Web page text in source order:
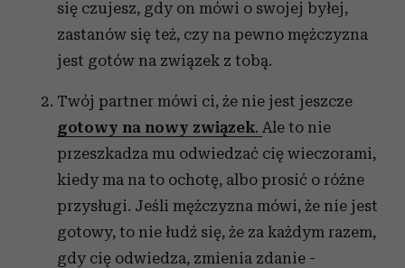
się czujesz, gdy on mówi o swojej byłej,
zastanów się też, czy na pewno mężczyzna
jest gotów na związek z tobą.
Twój partner mówi ci, że nie jest jeszcze
gotowy na nowy związek. Ale to nie
przeszkadza mu odwiedzać cię wieczorami,
kiedy ma na to ochotę, albo prosić o różne
przysługi. Jeśli mężczyzna mówi, że nie jest
gotowy, to nie łudź się, że za każdym razem,
gdy cię odwiedza, zmienia zdanie -